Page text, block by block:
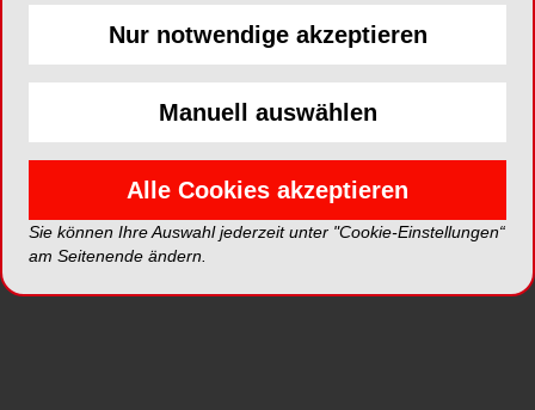
SHARE
Vita anzeigen
Kurzvita
Erwähnungen in Publikationen
Nur notwendige akzeptieren
Manuell auswählen
Alle Cookies akzeptieren
Sie können Ihre Auswahl jederzeit unter "Cookie-Einstellungen“
am Seitenende ändern.